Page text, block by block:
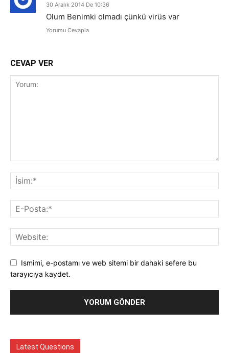
30 Aralık 2014 De 10:36
Olum Benimki olmadı çünkü virüs var
Yorumu Cevapla
CEVAP VER
Ismimi, e-postamı ve web sitemi bir dahaki sefere bu
tarayıcıya kaydet.
Latest Questions